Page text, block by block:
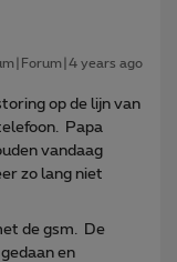
years ago
op de lijn van
Papa
vandaag
zo lang niet
de gsm. De
en